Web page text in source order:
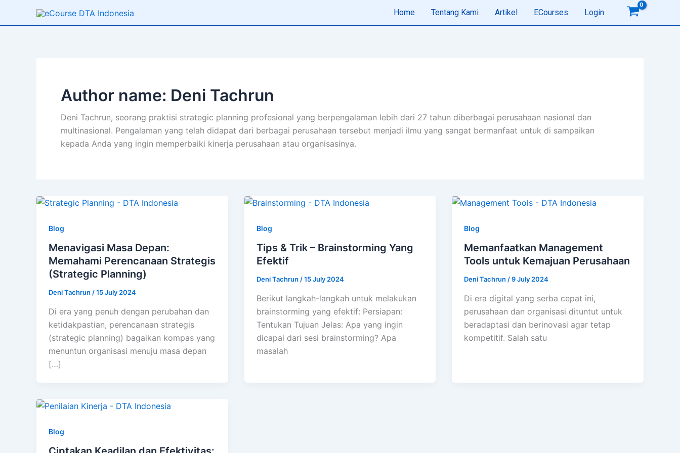
Home Tentang Kami Artikel ECourses Login
Author name: Deni Tachrun
Deni Tachrun, seorang praktisi strategic planning profesional yang berpengalaman lebih dari 27 tahun diberbagai perusahaan nasional dan
multinasional. Pengalaman yang telah didapat dari berbagai perusahaan tersebut menjadi ilmu yang sangat bermanfaat untuk di sampaikan
kepada Anda yang ingin memperbaiki kinerja perusahaan atau organisasinya.
Blog
Menavigasi Masa Depan:
Memahami Perencanaan Strategis
(Strategic Planning)
Deni Tachrun /15 July 2024
Di era yang penuh dengan perubahan dan
ketidakpastian, perencanaan strategis
(strategic planning) bagaikan kompas yang
menuntun organisasi menuju masa depan
[…]
Blog
Tips & Trik – Brainstorming Yang
Efektif
Deni Tachrun /15 July 2024
Berikut langkah-langkah untuk melakukan
brainstorming yang efektif: Persiapan:
Tentukan Tujuan Jelas: Apa yang ingin
dicapai dari sesi brainstorming? Apa
masalah
Blog
Memanfaatkan Management
Tools untuk Kemajuan Perusahaan
Deni Tachrun /9 July 2024
Di era digital yang serba cepat ini,
perusahaan dan organisasi dituntut untuk
beradaptasi dan berinovasi agar tetap
kompetitif. Salah satu
Blog